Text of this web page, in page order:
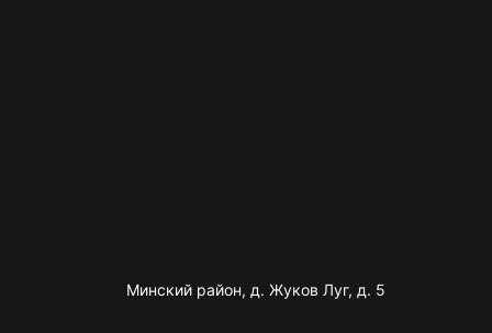
Минский район, д. Жуков Луг, д. 5